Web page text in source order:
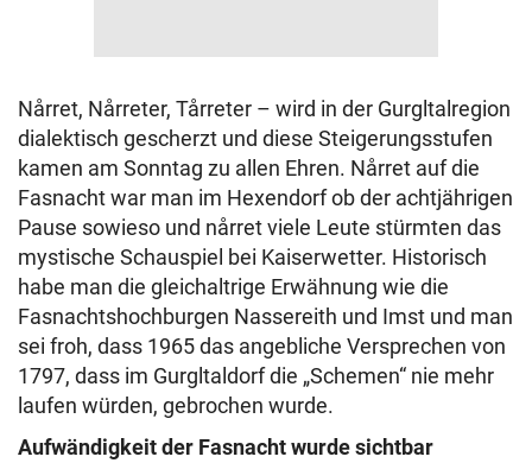
Nårret, Nårreter, Tårreter – wird in der Gurgltalregion
dialektisch gescherzt und diese Steigerungsstufen
kamen am Sonntag zu allen Ehren. Nårret auf die
Fasnacht war man im Hexendorf ob der achtjährigen
Pause sowieso und nårret viele Leute stürmten das
mystische Schauspiel bei Kaiserwetter. Historisch
habe man die gleichaltrige Erwähnung wie die
Fasnachtshochburgen Nassereith und Imst und man
sei froh, dass 1965 das angebliche Versprechen von
1797, dass im Gurgltaldorf die „Schemen“ nie mehr
laufen würden, gebrochen wurde.
Aufwändigkeit der Fasnacht wurde sichtbar